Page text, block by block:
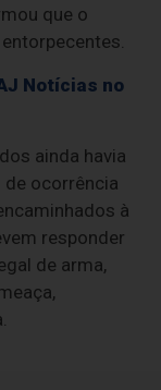
que o
Notícias no
ainda havia
ocorrência
à
responder
de arma,